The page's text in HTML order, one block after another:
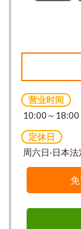
营业时间
10:00～18:00
定休日
周六日·日本